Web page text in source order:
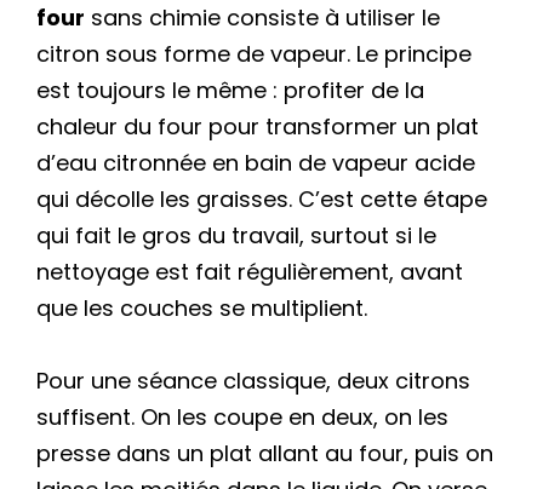
four sans chimie consiste à utiliser le
citron sous forme de vapeur. Le principe
est toujours le même : profiter de la
chaleur du four pour transformer un plat
d’eau citronnée en bain de vapeur acide
qui décolle les graisses. C’est cette étape
qui fait le gros du travail, surtout si le
nettoyage est fait régulièrement, avant
que les couches se multiplient.
Pour une séance classique, deux citrons
suffisent. On les coupe en deux, on les
presse dans un plat allant au four, puis on